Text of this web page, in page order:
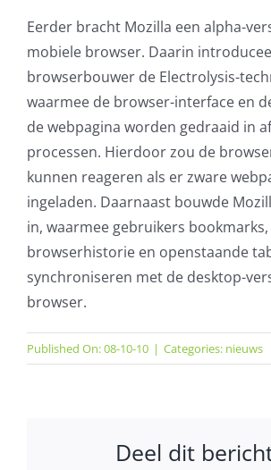
Eerder bracht Mozilla een alpha-
mobiele browser. Daarin
browserbouwer de Electrolysis-
waarmee de browser-interface en
de webpagina worden gedraaid in
processen. Hierdoor zou de
kunnen reageren als er zware
ingeladen. Daarnaast bouwde
in, waarmee gebruikers bookmarks,
browserhistorie en openstaande
synchroniseren met de desktop-
browser.
Published On: 08-10-10 | Categories: nieuws
Deel dit